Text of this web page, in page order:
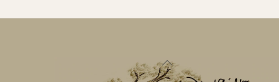
Back
To